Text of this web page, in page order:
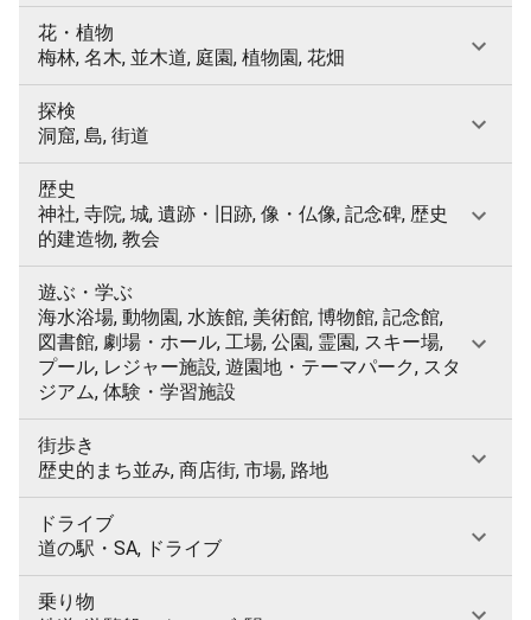
花・植物
梅林, 名木, 並木道, 庭園, 植物園, 花畑
探検
洞窟, 島, 街道
歴史
神社, 寺院, 城, 遺跡・旧跡, 像・仏像, 記念碑, 歴史
的建造物, 教会
遊ぶ・学ぶ
海水浴場, 動物園, 水族館, 美術館, 博物館, 記念館,
図書館, 劇場・ホール, 工場, 公園, 霊園, スキー場,
プール, レジャー施設, 遊園地・テーマパーク, スタ
ジアム, 体験・学習施設
街歩き
歴史的まち並み, 商店街, 市場, 路地
ドライブ
道の駅・SA, ドライブ
乗り物